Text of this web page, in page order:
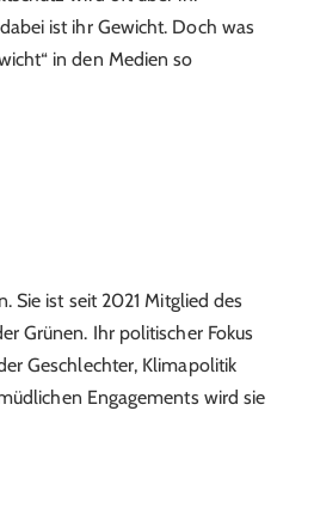
ist ihr Gewicht. Doch was
in den Medien so
Sie ist seit 2021 Mitglied des
Grünen. Ihr politischer Fokus
Geschlechter, Klimapolitik
Engagements wird sie